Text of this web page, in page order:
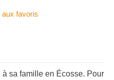
favoris
sa famille en Écosse. Pour